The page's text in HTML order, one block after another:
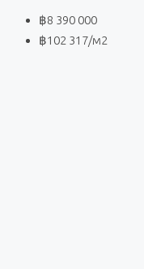
฿8 390 000
฿102 317/м2